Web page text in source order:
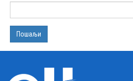
Пошаљи